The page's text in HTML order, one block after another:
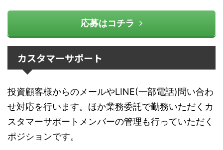
応募はコチラ
カスタマーサポート
投資顧客様からのメールやLINE(一部電話)問い合わ
せ対応を行います。ほか業務委託で勤務いただくカ
スタマーサポートメンバーの管理も行っていただく
ポジションです。